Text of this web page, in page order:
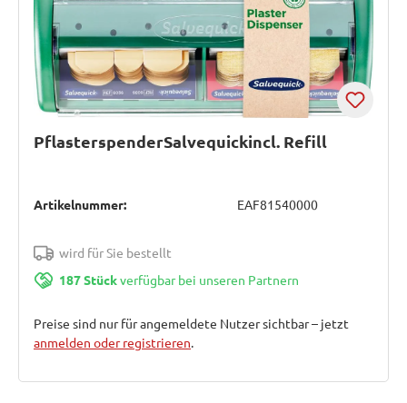
PflasterspenderSalvequickincl. Refill
Artikelnummer: EAF81540000
wird für Sie bestellt
187 Stückverfügbar bei unseren Partnern
Preise sind nur für angemeldete Nutzer sichtbar – jetzt
anmelden oder registrieren.